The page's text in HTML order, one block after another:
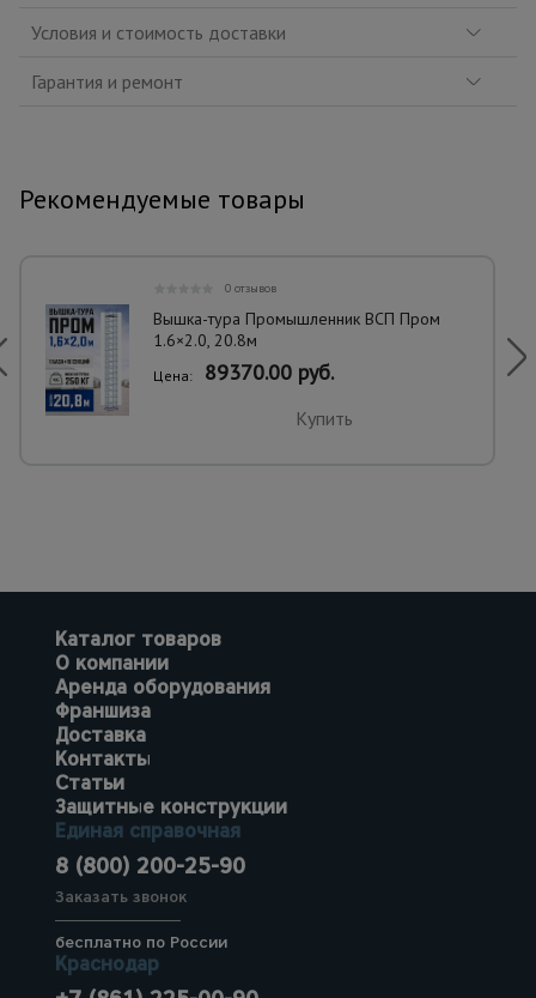
Условия и стоимость доставки
Гарантия и ремонт
Рекомендуемые товары
0 отзывов
Вышка-тура Промышленник ВСП Пром
1.6×2.0, 20.8м
Цена: 89370.00 руб.
Купить
Каталог товаров
О компании
Аренда оборудования
Франшиза
Доставка
Контакты
Статьи
Защитные конструкции
Единая справочная
8 (800) 200-25-90
Заказать звонок
бесплатно по России
Краснодар